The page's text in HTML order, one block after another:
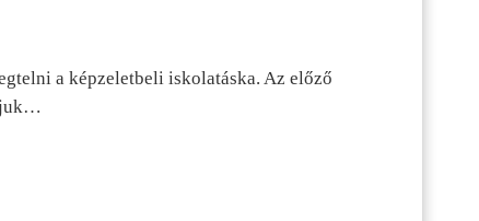
a képzeletbeli iskolatáska. Az előző